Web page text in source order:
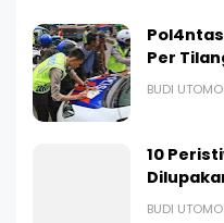
Pol4ntas
Per
BUDI UTOMO
10
BUDI UTOMO